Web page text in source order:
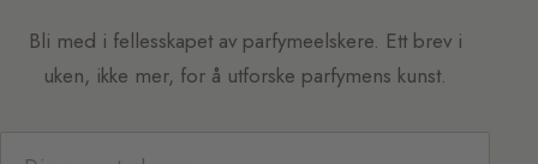
Bli med i fellesskapet av parfymeelskere. Ett brev i
uken, ikke mer, for å utforske parfymens kunst.